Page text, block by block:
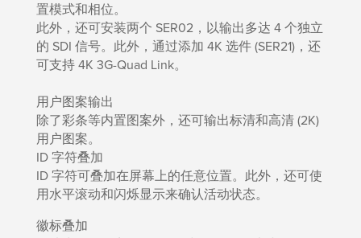
置模式和相位。
此外，还可安装两个 SER02，以输出多达 4 个独立
的 SDI 信号。此外，通过添加 4K 选件 (SER21)，还
可支持 4K 3G-Quad Link。
用户图案输出
除了彩条等内置图案外，还可输出标清和高清 (2K)
用户图案。
ID 字符叠加
ID 字符可叠加在屏幕上的任意位置。此外，还可使
用水平滚动和闪烁显示来确认活动状态。
徽标叠加